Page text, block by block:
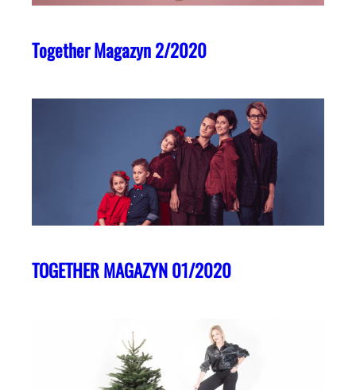
Together Magazyn 2/2020
TOGETHER MAGAZYN 01/2020